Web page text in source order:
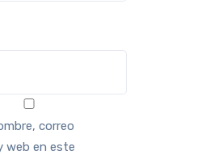
correo
web en este